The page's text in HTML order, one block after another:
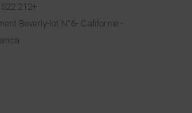
+212 522 260451
Beverly-lot N°6- Californie -